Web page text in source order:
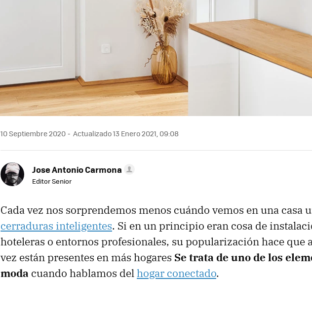
10 Septiembre 2020 Actualizado 13 Enero 2021, 09:08
Jose Antonio Carmona
Editor Senior
Cada vez nos sorprendemos menos cuándo vemos en una casa
cerraduras inteligentes. Si en un principio eran cosa de
hoteleras o entornos profesionales, su popularización hace que
vez están presentes en más hogares Se trata de uno de los
moda cuando hablamos delhogar conectado.